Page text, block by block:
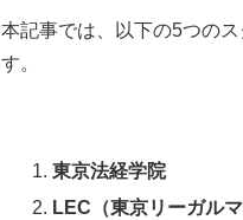
本記事では、以下の5つの
す。
東京法経学院
LEC（東京リーガルマ